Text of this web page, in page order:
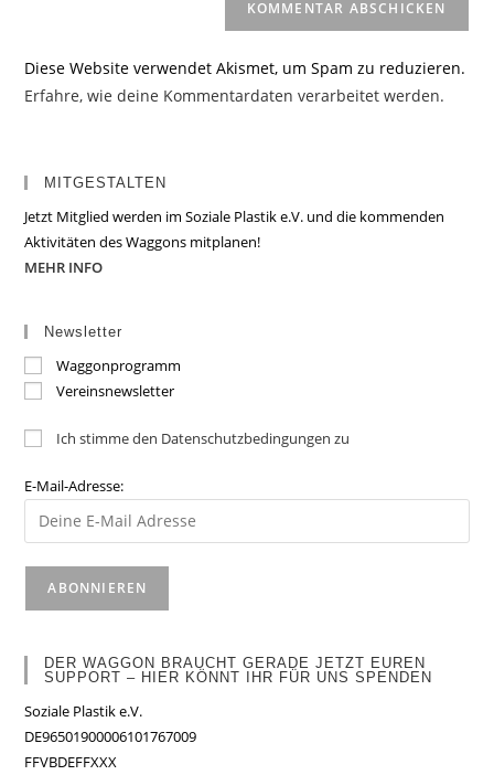
Diese Website verwendet Akismet, um Spam zu reduzieren.
Erfahre, wie deine Kommentardaten verarbeitet werden.
MITGESTALTEN
Jetzt Mitglied werden im Soziale Plastik e.V. und die kommenden
Aktivitäten des Waggons mitplanen!
MEHR INFO
Newsletter
Waggonprogramm
Vereinsnewsletter
Ich stimme den Datenschutzbedingungen zu
E-Mail-Adresse:
DER WAGGON BRAUCHT GERADE JETZT EUREN
SUPPORT – HIER KÖNNT IHR FÜR UNS SPENDEN
Soziale Plastik e.V.
DE96501900006101767009
FFVBDEFFXXX